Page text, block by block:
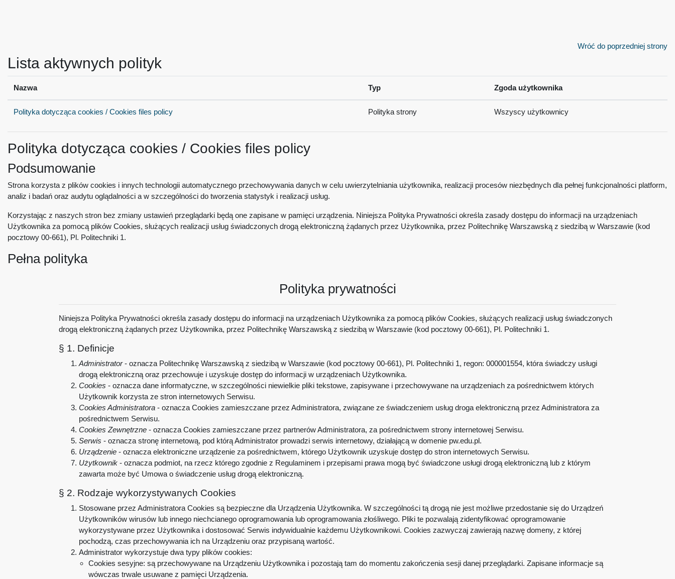
Wróć do poprzedniej strony
Lista aktywnych polityk
Nazwa Typ Zgoda użytkownika
Polityka dotycząca cookies / Cookies files policy Polityka strony Wszyscy użytkownicy
Polityka dotycząca cookies / Cookies files policy
Podsumowanie
Strona korzysta z plików cookies i innych technologii automatycznego przechowywania danych w celu uwierzytelniania użytkownika, realizacji procesów niezbędnych dla pełnej funkcjonalności platform,
analiz i badań oraz audytu oglądalności a w szczególności do tworzenia statystyk i realizacji usług.
Korzystając z naszych stron bez zmiany ustawień przeglądarki będą one zapisane w pamięci urządzenia. Niniejsza Polityka Prywatności określa zasady dostępu do informacji na urządzeniach
Użytkownika za pomocą plików Cookies, służących realizacji usług świadczonych drogą elektroniczną żądanych przez Użytkownika, przez Politechnikę Warszawską z siedzibą w Warszawie (kod
pocztowy 00-661), Pl. Politechniki 1.
Pełna polityka
Polityka prywatności
Niniejsza Polityka Prywatności określa zasady dostępu do informacji na urządzeniach Użytkownika za pomocą plików Cookies, służących realizacji usług świadczonych
drogą elektroniczną żądanych przez Użytkownika, przez Politechnikę Warszawską z siedzibą w Warszawie (kod pocztowy 00-661), Pl. Politechniki 1.
§ 1. Definicje
Administrator- oznacza Politechnikę Warszawską z siedzibą w Warszawie (kod pocztowy 00-661), Pl. Politechniki 1, regon: 000001554, która świadczy usługi
drogą elektroniczną oraz przechowuje i uzyskuje dostęp do informacji w urządzeniach Użytkownika.
Cookies - oznacza dane informatyczne, w szczególności niewielkie pliki tekstowe, zapisywane i przechowywane na urządzeniach za pośrednictwem których
Użytkownik korzysta ze stron internetowych Serwisu.
Cookies Administratora - oznacza Cookies zamieszczane przez Administratora, związane ze świadczeniem usług droga elektroniczną przez Administratora za
pośrednictwem Serwisu.
Cookies Zewnętrzne - oznacza Cookies zamieszczane przez partnerów Administratora, za pośrednictwem strony internetowej Serwisu.
Serwis - oznacza stronę internetową, pod którą Administrator prowadzi serwis internetowy, działającą w domenie pw.edu.pl.
Urządzenie - oznacza elektroniczne urządzenie za pośrednictwem, którego Użytkownik uzyskuje dostęp do stron internetowych Serwisu.
Użytkownik - oznacza podmiot, na rzecz którego zgodnie z Regulaminem i przepisami prawa mogą być świadczone usługi drogą elektroniczną lub z którym
zawarta może być Umowa o świadczenie usług drogą elektroniczną.
§ 2. Rodzaje wykorzystywanych Cookies
Stosowane przez Administratora Cookies są bezpieczne dla Urządzenia Użytkownika. W szczególności tą drogą nie jest możliwe przedostanie się do Urządzeń
Użytkowników wirusów lub innego niechcianego oprogramowania lub oprogramowania złośliwego. Pliki te pozwalają zidentyfikować oprogramowanie
wykorzystywane przez Użytkownika i dostosować Serwis indywidualnie każdemu Użytkownikowi. Cookies zazwyczaj zawierają nazwę domeny, z której
pochodzą, czas przechowywania ich na Urządzeniu oraz przypisaną wartość.
Administrator wykorzystuje dwa typy plików cookies:
Cookies sesyjne: są przechowywane na Urządzeniu Użytkownika i pozostają tam do momentu zakończenia sesji danej przeglądarki. Zapisane informacje są
wówczas trwale usuwane z pamięci Urządzenia.